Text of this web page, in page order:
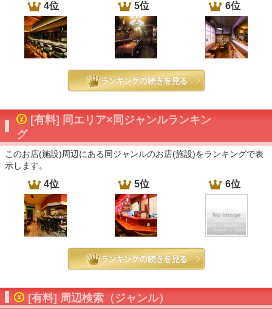
4位 5位 6位
[有料] 同エリア×同ジャンルランキン
グ
このお店(施設)周辺にある同ジャンルのお店(施設)をランキングで表
示します。
4位 5位 6位
[有料] 周辺検索（ジャンル）